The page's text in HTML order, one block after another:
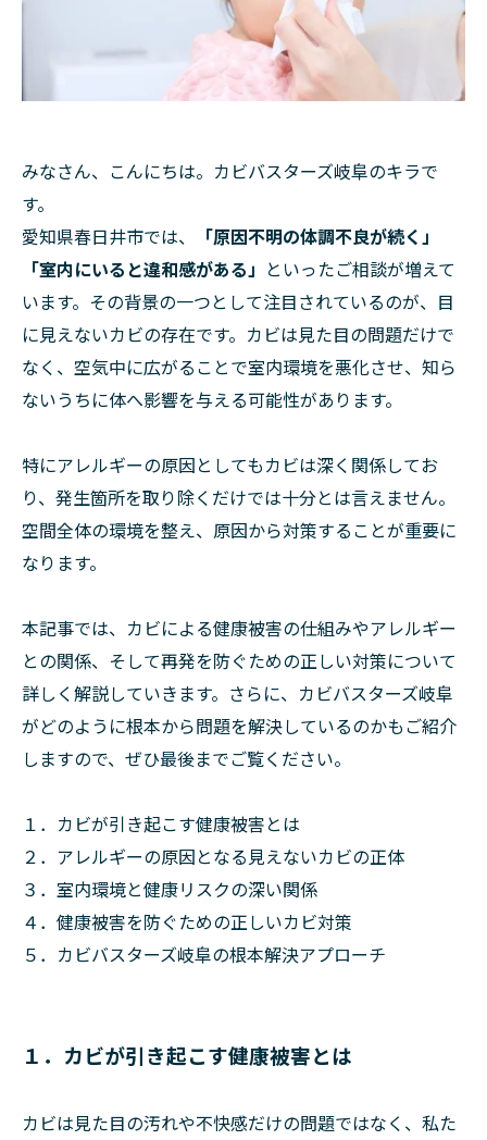
みなさん、こんにちは。カビバスターズ岐阜のキラで
す。
愛知県春日井市では、
「原因不明の体調不良が続く」
「室内にいると違和感がある」 といったご相談が増えて
います。その背景の一つとして注目されているのが、目
に見えないカビの存在です。カビは見た目の問題だけで
なく、空気中に広がることで室内環境を悪化させ、知ら
ないうちに体へ影響を与える可能性があります。
特にアレルギーの原因としてもカビは深く関係してお
り、発生箇所を取り除くだけでは十分とは言えません。
空間全体の環境を整え、原因から対策することが重要に
なります。
本記事では、カビによる健康被害の仕組みやアレルギー
との関係、そして再発を防ぐための正しい対策について
詳しく解説していきます。さらに、カビバスターズ岐阜
がどのように根本から問題を解決しているのかもご紹介
しますので、ぜひ最後までご覧ください。
１．カビが引き起こす健康被害とは
２．アレルギーの原因となる見えないカビの正体
３．室内環境と健康リスクの深い関係
４．健康被害を防ぐための正しいカビ対策
５．カビバスターズ岐阜の根本解決アプローチ
１．カビが引き起こす健康被害とは
カビは見た目の汚れや不快感だけの問題ではなく、私た